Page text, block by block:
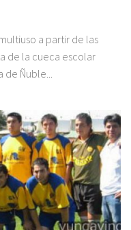
a partir de las
de la cueca escolar
Ñuble...